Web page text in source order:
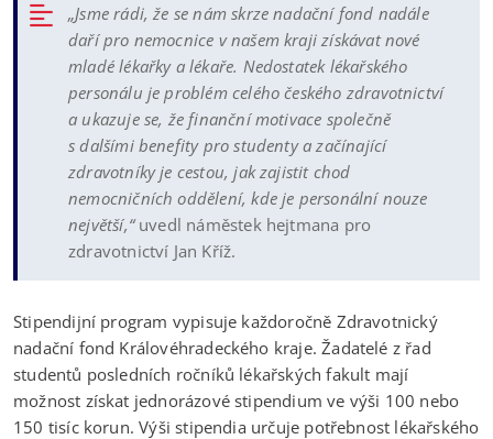
„Jsme rádi, že se nám skrze nadační fond nadále
daří pro nemocnice v našem kraji získávat nové
mladé lékařky a lékaře. Nedostatek lékařského
personálu je problém celého českého zdravotnictví
a ukazuje se, že finanční motivace společně
s dalšími benefity pro studenty a začínající
zdravotníky je cestou, jak zajistit chod
nemocničních oddělení, kde je personální nouze
největší,“uvedl náměstek hejtmana pro
zdravotnictví Jan Kříž.
Stipendijní program vypisuje každoročně Zdravotnický
nadační fond Královéhradeckého kraje. Žadatelé z řad
studentů posledních ročníků lékařských fakult mají
možnost získat jednorázové stipendium ve výši 100 nebo
150 tisíc korun. Výši stipendia určuje potřebnost lékařského